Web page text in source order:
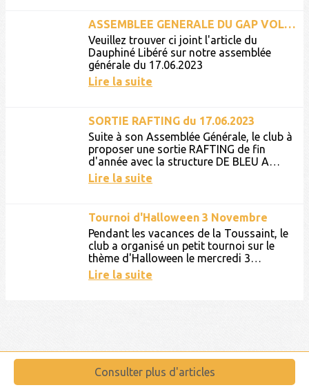
ASSEMBLEE GENERALE DU GAP VOLLEY 13.06.2023
Veuillez trouver ci joint l'article du
Dauphiné Libéré sur notre assemblée
générale du 17.06.2023
Lire la suite
SORTIE RAFTING du 17.06.2023
Suite à son Assemblée Générale, le club à
proposer une sortie RAFTING de fin
d'année avec la structure DE BLEU A
BLANC.Des jeunes de l'Ecole de Volley,
des ados et des adultes...
Lire la suite
Tournoi d'Halloween 3 Novembre
Pendant les vacances de la Toussaint, le
club a organisé un petit tournoi sur le
thème d'Halloween le mercredi 3
novembre. Au rendez-vous, bonbons,
musiques, plaisir et...
Lire la suite
Consulter plus d'articles